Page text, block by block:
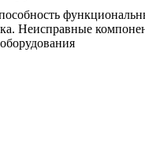
Неисправные